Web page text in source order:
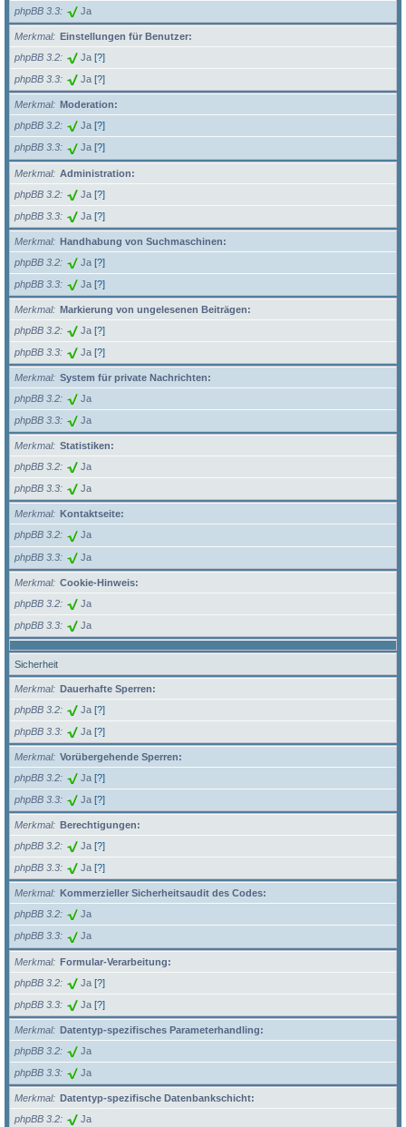
phpBB 3.3 Ja
Merkmal
Einstellungen für Benutzer:
phpBB 3.2
Ja [?]
phpBB 3.3 Ja [?]
Merkmal
Moderation:
phpBB 3.2
Ja [?]
phpBB 3.3 Ja [?]
Merkmal
Administration:
phpBB 3.2
Ja [?]
phpBB 3.3 Ja [?]
Merkmal
Handhabung von Suchmaschinen:
phpBB 3.2
Ja [?]
phpBB 3.3 Ja [?]
Merkmal
Markierung von ungelesenen Beiträgen:
phpBB 3.2
Ja [?]
phpBB 3.3 Ja [?]
Merkmal
System für private Nachrichten:
phpBB 3.2
Ja
phpBB 3.3 Ja
Merkmal
Statistiken:
phpBB 3.2
Ja
phpBB 3.3 Ja
Merkmal
Kontaktseite:
phpBB 3.2
Ja
phpBB 3.3 Ja
Merkmal
Cookie-Hinweis:
phpBB 3.2
Ja
phpBB 3.3 Ja
Sicherheit
Merkmal
Dauerhafte Sperren:
phpBB 3.2
Ja [?]
phpBB 3.3 Ja [?]
Merkmal
Vorübergehende Sperren:
phpBB 3.2
Ja [?]
phpBB 3.3 Ja [?]
Merkmal
Berechtigungen:
phpBB 3.2
Ja [?]
phpBB 3.3 Ja [?]
Merkmal
Kommerzieller Sicherheitsaudit des Codes:
phpBB 3.2
Ja
phpBB 3.3 Ja
Merkmal
Formular-Verarbeitung:
phpBB 3.2
Ja [?]
phpBB 3.3 Ja [?]
Merkmal
Datentyp-spezifisches Parameterhandling:
phpBB 3.2
Ja
phpBB 3.3 Ja
Merkmal
Datentyp-spezifische Datenbankschicht:
phpBB 3.2
Ja